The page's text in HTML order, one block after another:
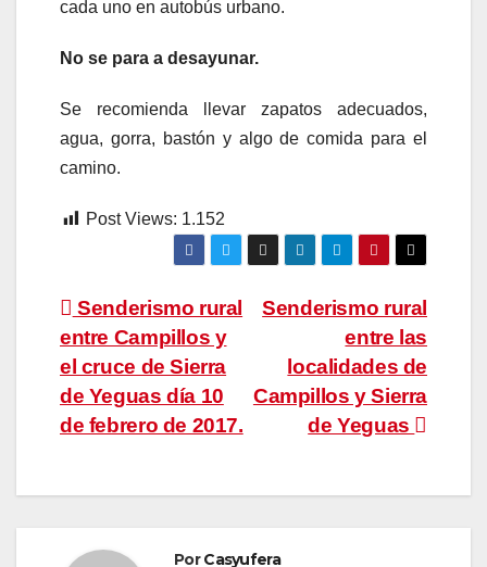
cada uno en autobús urbano.
No se para a desayunar.
Se recomienda llevar zapatos adecuados,
agua, gorra, bastón y algo de comida para el
camino.
Post Views: 1.152
Navegación
de
entradas
Senderismo rural
entre las
localidades de
Campillos y Sierra
de Yeguas
Senderismo rural
entre Campillos y
el cruce de Sierra
de Yeguas día 10
de febrero de 2017.
PorCasyufera